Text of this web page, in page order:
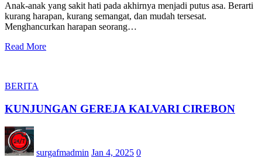
Anak-anak yang sakit hati pada akhirnya menjadi putus asa. Berarti
kurang harapan, kurang semangat, dan mudah tersesat.
Menghancurkan harapan seorang…
Read More
BERITA
KUNJUNGAN GEREJA KALVARI CIREBON
surgafmadmin Jan 4, 2025 0